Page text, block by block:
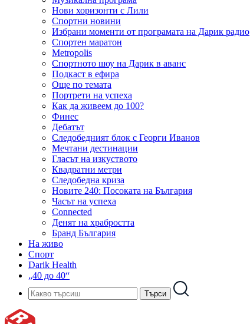
Нови хоризонти с Лили
Спортни новини
Избрани моменти от програмата на Дарик радио
Спортен маратон
Metropolis
Спортното шоу на Дарик в аванс
Подкаст в ефира
Още по темата
Портрети на успеха
Как да живеем до 100?
Финес
Дебатът
Следобедният блок с Георги Иванов
Мечтани дестинации
Гласът на изкуството
Квадратни метри
Следобедна криза
Новите 240: Посоката на България
Часът на успеха
Connected
Денят на храбростта
Бранд България
На живо
Спорт
Darik Health
„40 до 40“